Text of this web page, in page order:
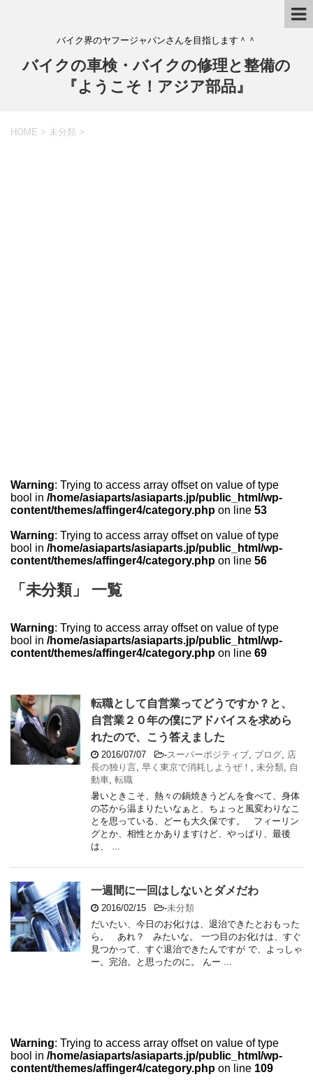
バイク界のヤフージャパンさんを目指します＾＾
バイクの車検・バイクの修理と整備の
『ようこそ！アジア部品』
HOME > 未分類 >
Warning: Trying to access array offset on value of type
bool in /home/asiaparts/asiaparts.jp/public_html/wp-
content/themes/affinger4/category.php on line 53
Warning: Trying to access array offset on value of type
bool in /home/asiaparts/asiaparts.jp/public_html/wp-
content/themes/affinger4/category.php on line 56
「未分類」 一覧
Warning: Trying to access array offset on value of type
bool in /home/asiaparts/asiaparts.jp/public_html/wp-
content/themes/affinger4/category.php on line 69
転職として自営業ってどうですか？と、
自営業２０年の僕にアドバイスを求めら
れたので、こう答えました
2016/07/07 -スーパーポジティブ ブログ
店
長の独り言 早く東京で消耗しようぜ！ 未分類 自
動車 転職
暑いときこそ、熱々の鍋焼きうどんを食べて、身体
の芯から温まりたいなぁと、ちょっと風変わりなこ
とを思っている、どーも大久保です。 フィーリン
グとか、相性とかありますけど、やっぱり、最後
は、 ...
一週間に一回はしないとダメだわ
2016/02/15 -未分類
だいたい、今日のお化けは、退治できたとおもった
ら。 あれ？ みたいな。 一つ目のお化けは、すぐ
見つかって、すぐ退治できたんですが で、よっしゃ
ー。完治。と思ったのに。 んー ...
Warning: Trying to access array offset on value of type
bool in /home/asiaparts/asiaparts.jp/public_html/wp-
content/themes/affinger4/category.php on line 109